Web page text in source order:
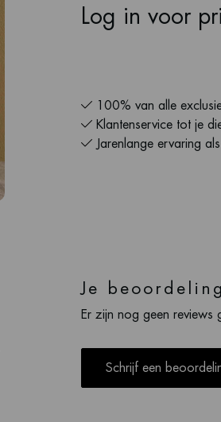
Log in voor
100% van alle
Klantenservice tot je
Jarenlange ervaring
Je
Er zijn nog geen reviews
Schrijf een